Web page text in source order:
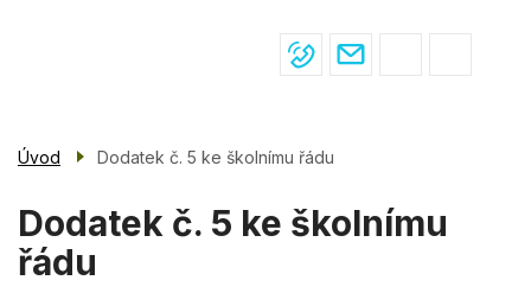
ÚŘEDNÍ DESKA
KONTAKTY
Úvod Dodatek č. 5 ke školnímu řádu
Dodatek č. 5 ke školnímu
řádu